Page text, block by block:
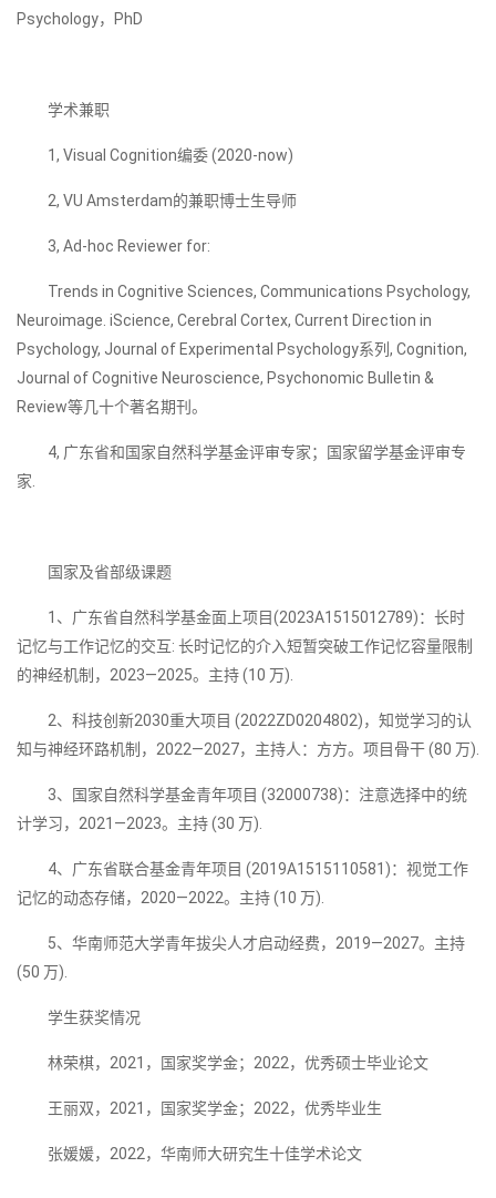
Psychology，PhD
学术兼职
1, Visual Cognition编委 (2020-now)
2, VU Amsterdam的兼职博士生导师
3, Ad-hoc Reviewer for:
Trends in Cognitive Sciences, Communications Psychology,
Neuroimage. iScience, Cerebral Cortex, Current Direction in
Psychology, Journal of Experimental Psychology系列, Cognition,
Journal of Cognitive Neuroscience, Psychonomic Bulletin &
Review等几十个著名期刊。
4, 广东省和国家自然科学基金评审专家；国家留学基金评审专
家.
国家及省部级课题
1、广东省自然科学基金面上项目(2023A1515012789)：长时
记忆与工作记忆的交互: 长时记忆的介入短暂突破工作记忆容量限制
的神经机制，2023—2025。主持 (10 万).
2、科技创新2030重大项目 (2022ZD0204802)，知觉学习的认
知与神经环路机制，2022—2027，主持人：方方。项目骨干 (80 万).
3、国家自然科学基金青年项目 (32000738)：注意选择中的统
计学习，2021—2023。主持 (30 万).
4、广东省联合基金青年项目 (2019A1515110581)：视觉工作
记忆的动态存储，2020—2022。主持 (10 万).
5、华南师范大学青年拔尖人才启动经费，2019—2027。主持
(50 万).
学生获奖情况
林荣棋，2021，国家奖学金；2022，优秀硕士毕业论文
王丽双，2021，国家奖学金；2022，优秀毕业生
张媛媛，2022，华南师大研究生十佳学术论文